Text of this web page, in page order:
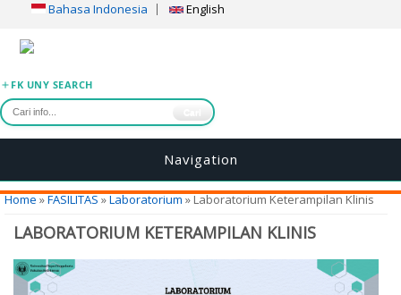
Bahasa Indonesia English
FK UNY SEARCH
Navigation
You are here
Home»FASILITAS»Laboratorium» Laboratorium Keterampilan Klinis
LABORATORIUM KETERAMPILAN KLINIS